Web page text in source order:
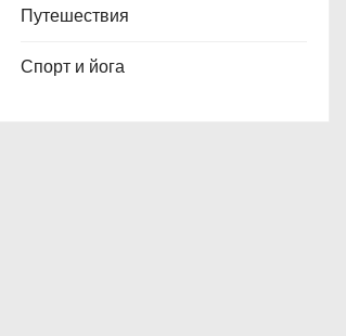
Путешествия
Спорт и йога